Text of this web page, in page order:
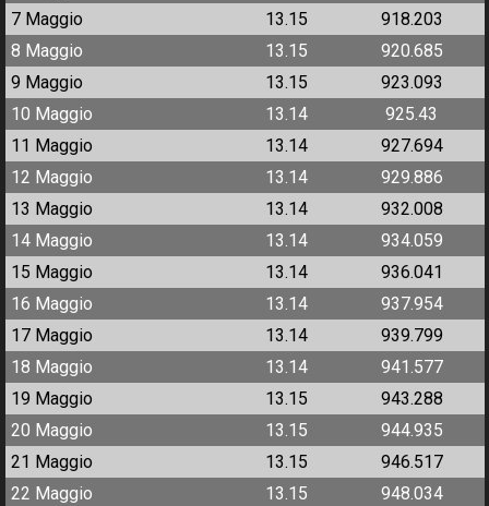
7 Maggio
13.15
918.203
8 Maggio
13.15
920.685
9 Maggio
13.15
923.093
10 Maggio
13.14
925.43
11 Maggio
13.14
927.694
12 Maggio
13.14
929.886
13 Maggio
13.14
932.008
14 Maggio
13.14
934.059
15 Maggio
13.14
936.041
16 Maggio
13.14
937.954
17 Maggio
13.14
939.799
18 Maggio
13.14
941.577
19 Maggio
13.15
943.288
20 Maggio
13.15
944.935
21 Maggio
13.15
946.517
22 Maggio
13.15
948.034